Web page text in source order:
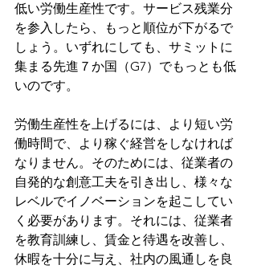
低い労働生産性です。サービス残業分
を参入したら、もっと順位が下がるで
しょう。いずれにしても、サミットに
集まる先進７か国（G7）でもっとも低
いのです。
労働生産性を上げるには、より短い労
働時間で、より稼ぐ経営をしなければ
なりません。そのためには、従業者の
自発的な創意工夫を引き出し、様々な
レベルでイノベーションを起こしてい
く必要があります。それには、従業者
を教育訓練し、賃金と待遇を改善し、
休暇を十分に与え、社内の風通しを良